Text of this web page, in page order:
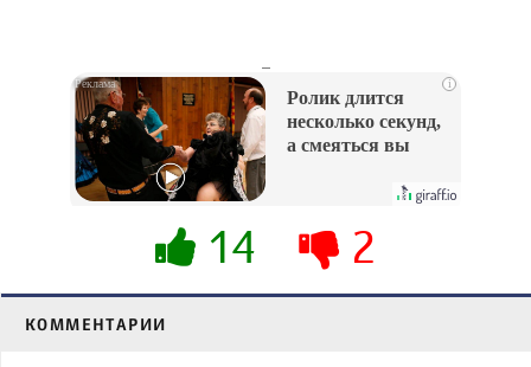
i
Ролик длится
несколько секунд,
а смеяться вы
14 2
КОММЕНТАРИИ